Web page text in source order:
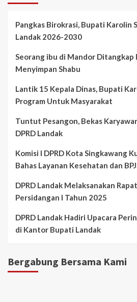
Pangkas Birokrasi, Bupati Karolin
Landak 2026-2030
Seorang ibu di Mandor Ditangkap
Menyimpan Shabu
Lantik 15 Kepala Dinas, Bupati
Program Untuk Masyarakat
Tuntut Pesangon, Bekas
DPRD Landak
Komisi I DPRD Kota Singkawang
Bahas Layanan Kesehatan dan
DPRD Landak Melaksanakan
Persidangan I Tahun 2025
DPRD Landak Hadiri Upacara
di Kantor Bupati Landak
Bergabung Bersama Kami